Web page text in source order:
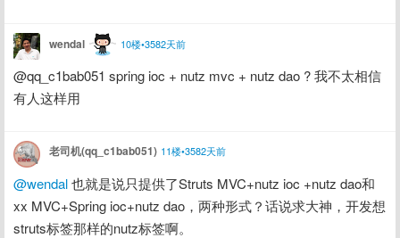
wendal 10楼•3582天前
@qq_c1bab051 spring ioc + nutz mvc + nutz dao ? 我不太相信
有人这样用
老司机(qq_c1bab051) 11楼•3582天前
@wendal 也就是说只提供了Struts MVC+nutz ioc +nutz dao和
xx MVC+Spring ioc+nutz dao，两种形式？话说求大神，开发想
struts标签那样的nutz标签啊。